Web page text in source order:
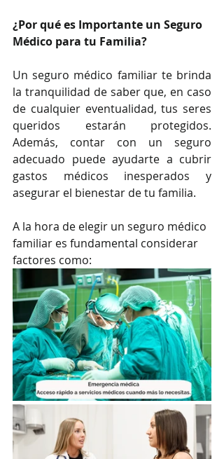
¿Por qué es Importante un Seguro
Médico para tu Familia?
Un seguro médico familiar te brinda
la tranquilidad de saber que, en caso
de cualquier eventualidad, tus seres
queridos estarán protegidos.
Además, contar con un seguro
adecuado puede ayudarte a cubrir
gastos médicos inesperados y
asegurar el bienestar de tu familia.
A la hora de elegir un seguro médico
familiar es fundamental considerar
factores como: